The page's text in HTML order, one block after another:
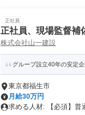
正社員
正社員、現場監督補
株式会社山一建設
グループ設立40年の安定
東京都福生市
月給30万円
求める人材: 【必須】普